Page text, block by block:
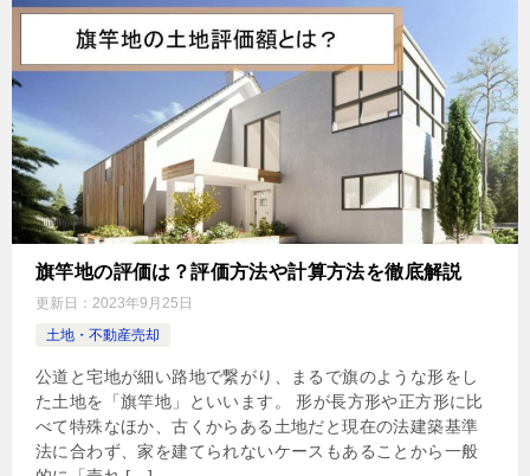
旗竿地の評価は？評価方法や計算方法を徹底解説
更新日： 2023年9月25日
土地・不動産売却
公道と宅地が細い路地で繋がり、まるで旗のような形をし
た土地を「旗竿地」といいます。 形が長方形や正方形に比
べて特殊なほか、古くからある土地だと現在の法建築基準
法に合わず、家を建てられないケースもあることから一般